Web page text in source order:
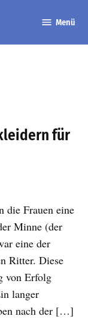
Menü
für
die Frauen eine
Minne (der
eine der
Ritter. Diese
von Erfolg
langer
nach der […]